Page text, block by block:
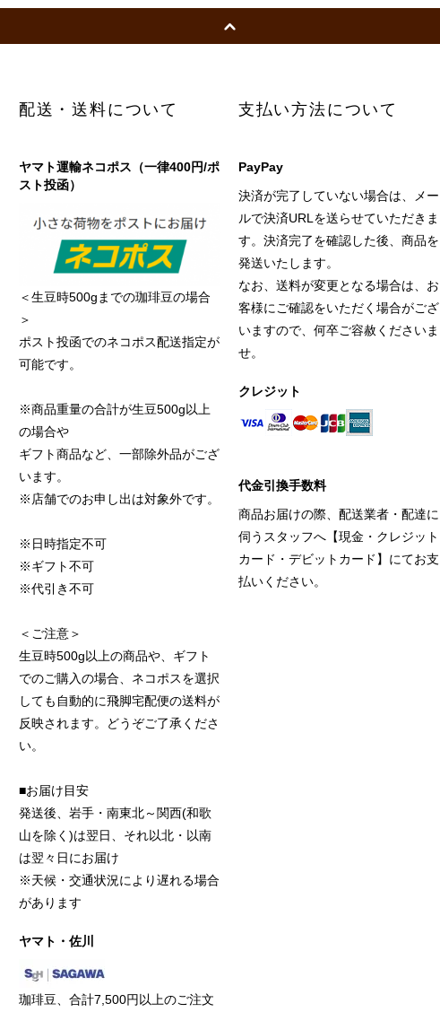
配送・送料について
ヤマト運輸ネコポス（一律400円/ポ
スト投函）
＜生豆時500gまでの珈琲豆の場合
＞
ポスト投函でのネコポス配送指定が
可能です。
※商品重量の合計が生豆500g以上
の場合や
ギフト商品など、一部除外品がござ
います。
※店舗でのお申し出は対象外です。
※日時指定不可
※ギフト不可
※代引き不可
＜ご注意＞
生豆時500g以上の商品や、ギフト
でのご購入の場合、ネコポスを選択
しても自動的に飛脚宅配便の送料が
反映されます。どうぞご了承くださ
い。
■お届け目安
発送後、岩手・南東北～関西(和歌
山を除く)は翌日、それ以北・以南
は翌々日にお届け
※天候・交通状況により遅れる場合
があります
ヤマト・佐川
珈琲豆、合計7,500円以上のご注文
支払い方法について
PayPay
決済が完了していない場合は、メー
ルで決済URLを送らせていただきま
す。決済完了を確認した後、商品を
発送いたします。
なお、送料が変更となる場合は、お
客様にご確認をいただく場合がござ
いますので、何卒ご容赦くださいま
せ。
クレジット
代金引換手数料
商品お届けの際、配送業者・配達に
伺うスタッフへ【現金・クレジット
カード・デビットカード】にてお支
払いください。